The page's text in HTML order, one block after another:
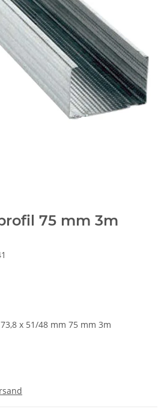
75 mm 3m
x 51/48 mm 75 mm 3m